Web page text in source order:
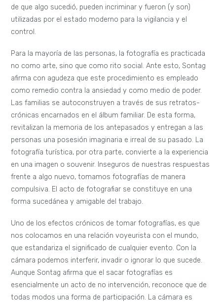
de que algo sucedió, pueden incriminar y fueron (y son)
utilizadas por el estado moderno para la vigilancia y el
control.
Para la mayoría de las personas, la fotografía es practicada
no como arte, sino que como rito social. Ante esto, Sontag
afirma con agudeza que este procedimiento es empleado
como remedio contra la ansiedad y como medio de poder.
Las familias se autoconstruyen a través de sus retratos-
crónicas encarnados en el álbum familiar. De esta forma,
revitalizan la memoria de los antepasados y entregan a las
personas una posesión imaginaria e irreal de su pasado. La
fotografía turística, por otra parte, convierte a la experiencia
en una imagen o souvenir. Inseguros de nuestras respuestas
frente a algo nuevo, tomamos fotografías de manera
compulsiva. El acto de fotografiar se constituye en una
forma sucedánea y amigable del trabajo.
Uno de los efectos crónicos de tomar fotografías, es que
nos colocamos en una relación voyeurista con el mundo,
que estandariza el significado de cualquier evento. Con la
cámara podemos interferir, invadir o ignorar lo que sucede.
Aunque Sontag afirma que el sacar fotografías es
esencialmente un acto de no intervención, reconoce que de
todas modos una forma de participación. La cámara es